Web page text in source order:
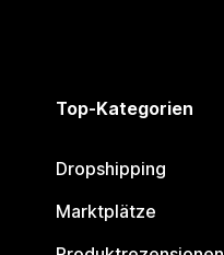
Top-Kategorien
Dropshipping
Marktplätze